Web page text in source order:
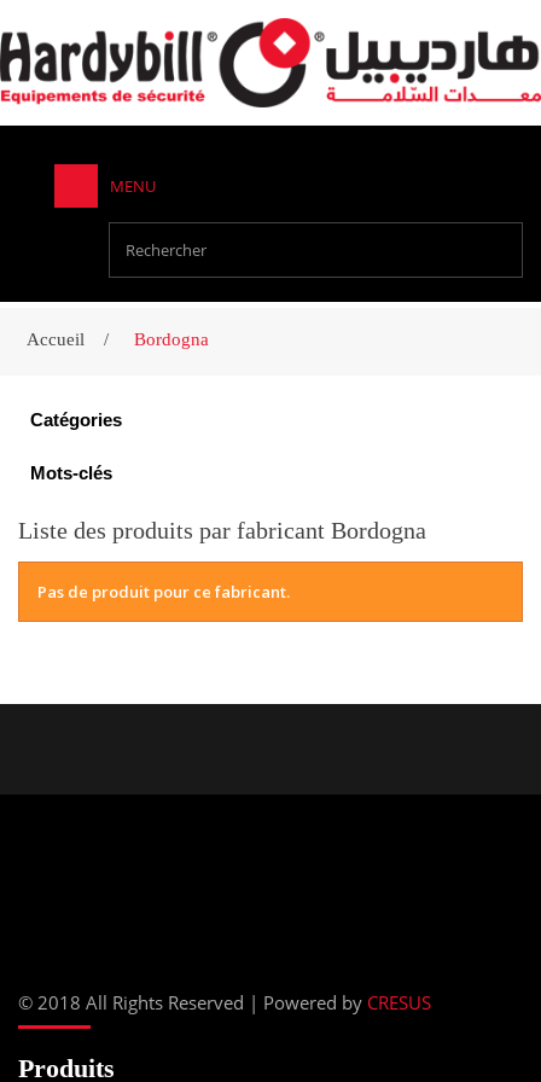
MENU
Accueil Bordogna
Catégories
Mots-clés
Liste des produits par fabricant Bordogna
Pas de produit pour ce fabricant.
© 2018 All Rights Reserved | Powered by CRESUS
Produits